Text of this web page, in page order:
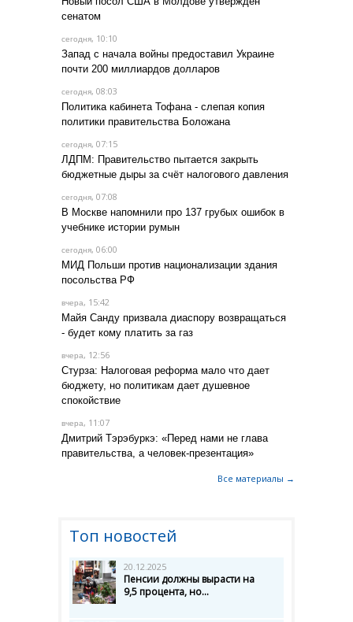
сенатом
сегодня, 10:10
Запад с начала войны предоставил Украине
почти 200 миллиардов долларов
сегодня, 08:03
Политика кабинета Тофана - слепая копия
политики правительства Боложана
сегодня, 07:15
ЛДПМ: Правительство пытается закрыть
бюджетные дыры за счёт налогового давления
сегодня, 07:08
В Москве напомнили про 137 грубых ошибок в
учебнике истории румын
сегодня, 06:00
МИД Польши против национализации здания
посольства РФ
вчера, 15:42
Майя Санду призвала диаспору возвращаться
- будет кому платить за газ
вчера, 12:56
Стурза: Налоговая реформа мало что дает
бюджету, но политикам дает душевное
спокойствие
вчера, 11:07
Дмитрий Тэрэбуркэ: «Перед нами не глава
правительства, а человек-презентация»
Все материалы →
Топ новостей
20.12.2025
Пенсии должны вырасти на
9,5 процента, но...